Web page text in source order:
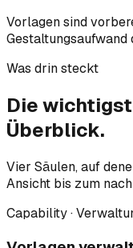
Vorlagen sind
Was drin steckt
Die
Überblick.
Vier Säulen, auf
Ansicht bis zum
Capability ·